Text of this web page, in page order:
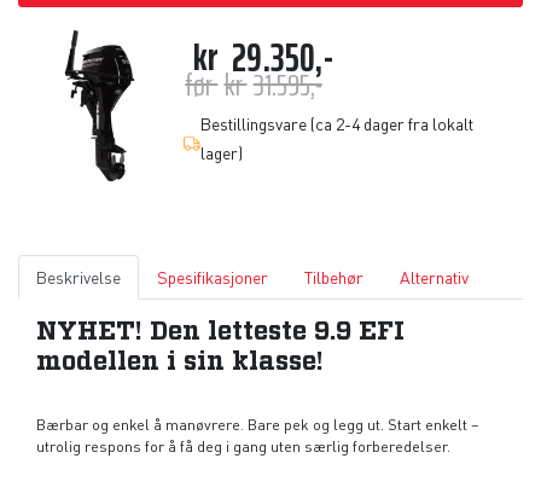
kr 29.350,-
førkr31.595,-
Bestillingsvare (ca 2-4 dager fra lokalt
lager)
Beskrivelse Spesifikasjoner Tilbehør Alternativ
NYHET! Den letteste 9.9 EFI
modellen i sin klasse!
Bærbar og enkel å manøvrere. Bare pek og legg ut. Start enkelt –
utrolig respons for å få deg i gang uten særlig forberedelser.